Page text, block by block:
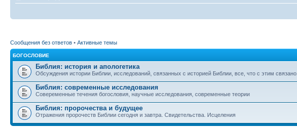
Сообщения без ответов • Активные темы
БОГОСЛОВИЕ
Библия: история и апологетика
Обсуждения истории Библии, исследований, связанных с историей Библии, все, что с этим связано.
Библия: современные исследования
Совеременные течения богословия, научные исследования, современные теории
Библия: пророчества и будущее
Отражения пророчеств Библии сегодня и завтра. Свидетельства. Исцеления